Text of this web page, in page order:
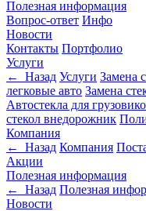
Полезная информация
Вопрос-ответ Инфо
Новости
Контакты Портфолио
Услуги
← Назад Услуги Замена
легковые авто Замена
Автостекла для
стекол внедорожник
Компания
← Назад Компания
Акции
Полезная информация
← Назад Полезная
Новости